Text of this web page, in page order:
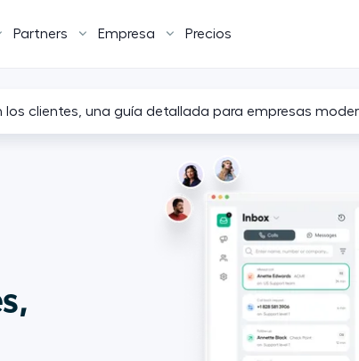
Partners Empresa Precios
clientes, una guía detallada para empresas